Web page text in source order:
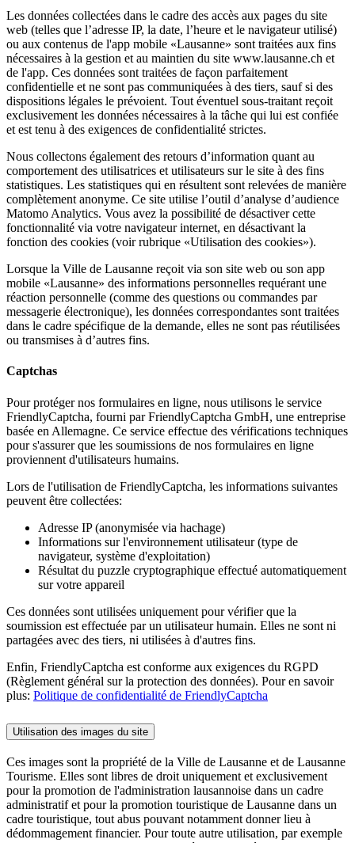
Les données collectées dans le cadre des accès aux pages du site
web (telles que l’adresse IP, la date, l’heure et le navigateur utilisé)
ou aux contenus de l'app mobile «Lausanne» sont traitées aux fins
nécessaires à la gestion et au maintien du site www.lausanne.ch et
de l'app. Ces données sont traitées de façon parfaitement
confidentielle et ne sont pas communiquées à des tiers, sauf si des
dispositions légales le prévoient. Tout éventuel sous-traitant reçoit
exclusivement les données nécessaires à la tâche qui lui est confiée
et est tenu à des exigences de confidentialité strictes.
Nous collectons également des retours d’information quant au
comportement des utilisatrices et utilisateurs sur le site à des fins
statistiques. Les statistiques qui en résultent sont relevées de manière
complètement anonyme. Ce site utilise l’outil d’analyse d’audience
Matomo Analytics. Vous avez la possibilité de désactiver cette
fonctionnalité via votre navigateur internet, en désactivant la
fonction des cookies (voir rubrique «Utilisation des cookies»).
Lorsque la Ville de Lausanne reçoit via son site web ou son app
mobile «Lausanne» des informations personnelles requérant une
réaction personnelle (comme des questions ou commandes par
messagerie électronique), les données correspondantes sont traitées
dans le cadre spécifique de la demande, elles ne sont pas réutilisées
ou transmises à d’autres fins.
Captchas
Pour protéger nos formulaires en ligne, nous utilisons le service
FriendlyCaptcha, fourni par FriendlyCaptcha GmbH, une entreprise
basée en Allemagne. Ce service effectue des vérifications techniques
pour s'assurer que les soumissions de nos formulaires en ligne
proviennent d'utilisateurs humains.
Lors de l'utilisation de FriendlyCaptcha, les informations suivantes
peuvent être collectées:
Adresse IP (anonymisée via hachage)
Informations sur l'environnement utilisateur (type de
navigateur, système d'exploitation)
Résultat du puzzle cryptographique effectué automatiquement
sur votre appareil
Ces données sont utilisées uniquement pour vérifier que la
soumission est effectuée par un utilisateur humain. Elles ne sont ni
partagées avec des tiers, ni utilisées à d'autres fins.
Enfin, FriendlyCaptcha est conforme aux exigences du RGPD
(Règlement général sur la protection des données). Pour en savoir
plus: Politique de confidentialité de FriendlyCaptcha
Utilisation des images du site
Ces images sont la propriété de la Ville de Lausanne et de Lausanne
Tourisme. Elles sont libres de droit uniquement et exclusivement
pour la promotion de l'administration lausannoise dans un cadre
administratif et pour la promotion touristique de Lausanne dans un
cadre touristique, tout abus pouvant notamment donner lieu à
dédommagement financier. Pour toute autre utilisation, par exemple